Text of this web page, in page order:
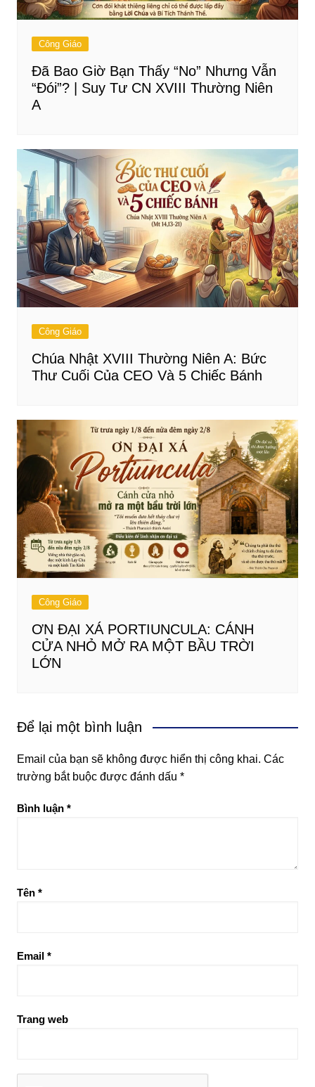
Công Giáo
Đã Bao Giờ Bạn Thấy “No” Nhưng Vẫn
“Đói”? | Suy Tư CN XVIII Thường Niên
A
Công Giáo
Chúa Nhật XVIII Thường Niên A: Bức
Thư Cuối Của CEO Và 5 Chiếc Bánh
Công Giáo
ƠN ĐẠI XÁ PORTIUNCULA: CÁNH
CỬA NHỎ MỞ RA MỘT BẦU TRỜI
LỚN
Để lại một bình luận
Email của bạn sẽ không được hiển thị công khai. Các
trường bắt buộc được đánh dấu *
Bình luận *
Tên *
Email *
Trang web